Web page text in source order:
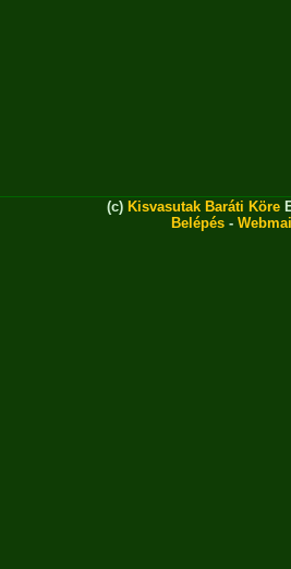
(c) Kisvasutak Baráti Köre
Belépés -